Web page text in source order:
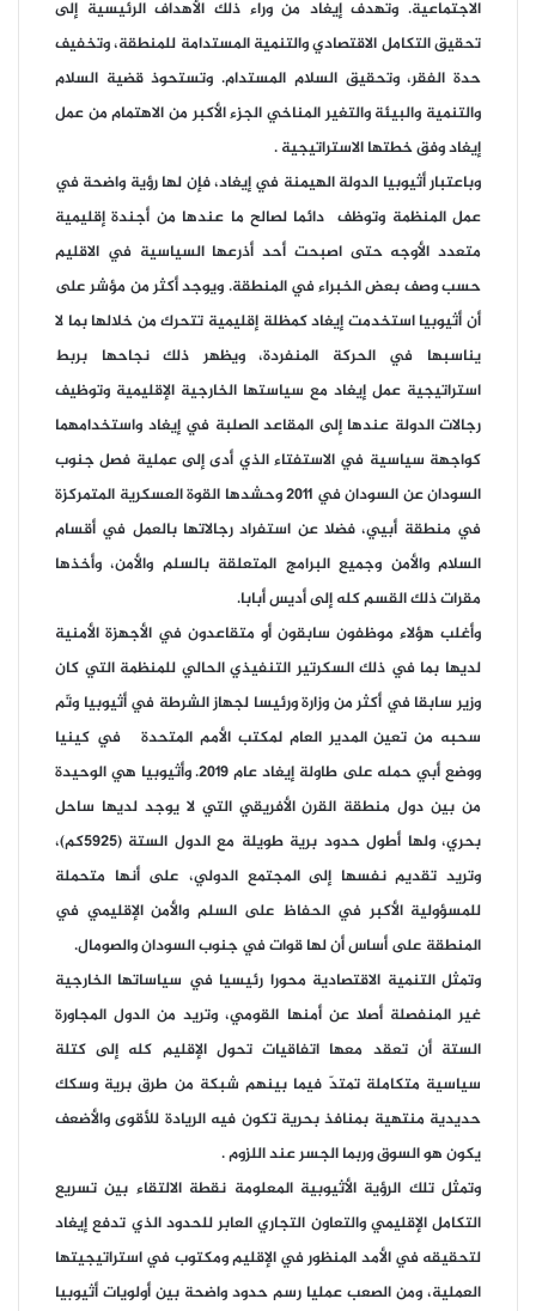
الاجتماعية. وتهدف إيغاد من وراء ذلك الأهداف الرئيسية إلى
تحقيق التكامل الاقتصادي والتنمية المستدامة للمنطقة، وتخفيف
حدة الفقر، وتحقيق السلام المستدام. وتستحوذ قضية السلام
والتنمية والبيئة والتغير المناخي الجزء الأكبر من الاهتمام من عمل
إيغاد وفق خطتها الاستراتيجية .
وباعتبار أثيوبيا الدولة الهيمنة في إيغاد، فإن لها رؤية واضحة في
عمل المنظمة وتوظف دائما لصالح ما عندها من أجندة إقليمية
متعدد الأوجه حتى اصبحت أحد أذرعها السياسية في الاقليم
حسب وصف بعض الخبراء في المنطقة. ويوجد أكثر من مؤشر على
أن أثيوبيا استخدمت إيغاد كمظلة إقليمية تتحرك من خلالها بما لا
يناسبها في الحركة المنفردة، ويظهر ذلك نجاحها بربط
استراتيجية عمل إيغاد مع سياستها الخارجية الإقليمية وتوظيف
رجالات الدولة عندها إلى المقاعد الصلبة في إيغاد واستخدامهما
كواجهة سياسية في الاستفتاء الذي أدى إلى عملية فصل جنوب
السودان عن السودان في 2011 وحشدها القوة العسكرية المتمركزة
في منطقة أبيي، فضلا عن استفراد رجالاتها بالعمل في أقسام
السلام والأمن وجميع البرامج المتعلقة بالسلم والأمن، وأخذها
مقرات ذلك القسم كله إلى أديس أبابا.
وأغلب هؤلاء موظفون سابقون أو متقاعدون في الأجهزة الأمنية
لديها بما في ذلك السكرتير التنفيذي الحالي للمنظمة التي كان
وزير سابقا في أكثر من وزارة ورئيسا لجهاز الشرطة في أثيوبيا وتّم
سحبه من تعين المدير العام لمكتب الأمم المتحدة في كينيا
ووضع أبي حمله على طاولة إيغاد عام 2019. وأثيوبيا هي الوحيدة
من بين دول منطقة القرن الأفريقي التي لا يوجد لديها ساحل
بحري، ولها أطول حدود برية طويلة مع الدول الستة (5925كم)،
وتريد تقديم نفسها إلى المجتمع الدولي، على أنها متحملة
للمسؤولية الأكبر في الحفاظ على السلم والأمن الإقليمي في
المنطقة على أساس أن لها قوات في جنوب السودان والصومال.
وتمثل التنمية الاقتصادية محورا رئيسيا في سياساتها الخارجية
غير المنفصلة أصلا عن أمنها القومي، وتريد من الدول المجاورة
الستة أن تعقد معها اتفاقيات تحول الإقليم كله إلى كتلة
سياسية متكاملة تمتدّ فيما بينهم شبكة من طرق برية وسكك
حديدية منتهية بمنافذ بحرية تكون فيه الريادة للأقوى والأضعف
يكون هو السوق وربما الجسر عند اللزوم .
وتمثل تلك الرؤية الأثيوبية المعلومة نقطة الالتقاء بين تسريع
التكامل الإقليمي والتعاون التجاري العابر للحدود الذي تدفع إيغاد
لتحقيقه في الأمد المنظور في الإقليم ومكتوب في استراتيجيتها
العملية، ومن الصعب عمليا رسم حدود واضحة بين أولويات أثيوبيا